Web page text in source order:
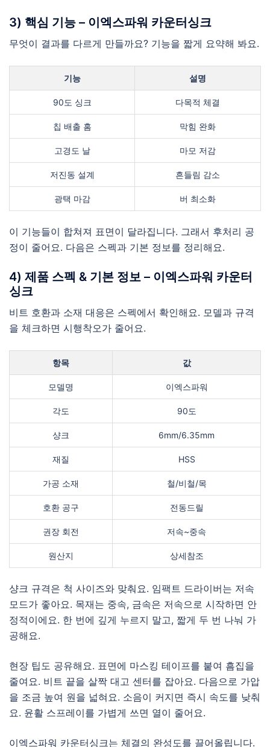
3) 핵심 기능 – 이엑스파워 카운터싱크
무엇이 결과를 다르게 만들까요? 기능을 짧게 요약해 봐요.
기능 설명
90도 싱크 다목적 체결
칩 배출 홈 막힘 완화
고경도 날 마모 저감
저진동 설계 흔들림 감소
광택 마감 버 최소화
이 기능들이 합쳐져 표면이 달라집니다. 그래서 후처리 공
정이 줄어요. 다음은 스펙과 기본 정보를 정리해요.
4) 제품 스펙 & 기본 정보 – 이엑스파워 카운터
싱크
비트 호환과 소재 대응은 스펙에서 확인해요. 모델과 규격
을 체크하면 시행착오가 줄어요.
항목 값
모델명 이엑스파워
각도 90도
샹크 6mm/6.35mm
재질 HSS
가공 소재 철/비철/목
호환 공구 전동드릴
권장 회전 저속~중속
원산지 상세참조
샹크 규격은 척 사이즈와 맞춰요. 임팩트 드라이버는 저속
모드가 좋아요. 목재는 중속, 금속은 저속으로 시작하면 안
정적이에요. 한 번에 깊게 누르지 말고, 짧게 두 번 나눠 가
공해요.
현장 팁도 공유해요. 표면에 마스킹 테이프를 붙여 흠집을
줄여요. 비트 끝을 살짝 대고 센터를 잡아요. 다음으로 가압
을 조금 높여 원을 넓혀요. 소음이 커지면 즉시 속도를 낮춰
요. 윤활 스프레이를 가볍게 쓰면 열이 줄어요.
이엑스파워 카운터싱크는 체결의 완성도를 끌어올립니다.